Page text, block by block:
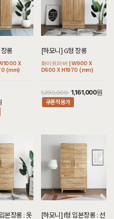
롱
X
(mm)
[하모니] G형 장롱
화이트러버 | W900 X
D600 X H1970 (mm)
1,290,000 1,161,000원
쿠폰적용가
본장롱 : 옷
[하모니] I형 입본장롱 : 선